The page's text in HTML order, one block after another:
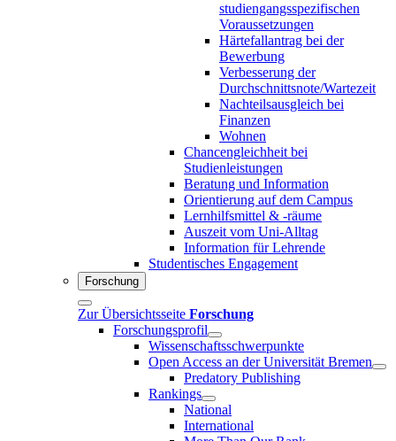
studiengangsspezifischen
Voraussetzungen
Härtefallantrag bei der
Bewerbung
Verbesserung der
Durchschnittsnote/Wartezeit
Nachteilsausgleich bei
Finanzen
Wohnen
Chancengleichheit bei
Studienleistungen
Beratung und Information
Orientierung auf dem Campus
Lernhilfsmittel & -räume
Auszeit vom Uni-Alltag
Information für Lehrende
Studentisches Engagement
Forschung
Zur Übersichtsseite Forschung
Forschungsprofil
Wissenschaftsschwerpunkte
Open Access an der Universität Bremen
Predatory Publishing
Rankings
National
International